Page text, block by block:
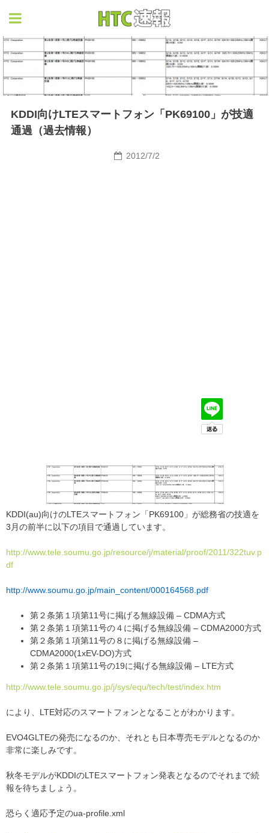
KDDI向けLTEスマートフォン「PK69100」が技適
通過（過去情報）
2012/7/2
KDDI(au)向けのLTEスマートフォン「PK69100」が総務省の技適を
3月の前半に以下の項目で通過しています。
http://www.tele.soumu.go.jp/resource/j/material/proof/2011/322tuv.p
df
http://www.soumu.go.jp/main_content/000164568.pdf
第２条第１項第11号に掲げる無線設備 – CDMA方式
第２条第１項第11号の４に掲げる無線設備 – CDMA2000方式
第２条第１項第11号の８に掲げる無線設備 –
CDMA2000(1xEV-DO)方式
第２条第１項第11号の19に掲げる無線設備 – LTE方式
http://www.tele.soumu.go.jp/j/sys/equ/tech/test/index.htm
により、LTE対応のスマートフォンとなることがわかります。
EVO4GLTEの発売になるのか、それとも日本専売モデルとなるのか
非常に楽しみです。
秋冬モデルがKDDIのLTEスマートフォン発表となるのでそれまで続
報を待ちましょう。
恐らく適応予定のua-profile.xml